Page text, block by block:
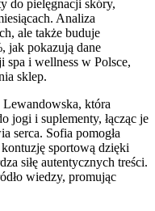
do pielęgnacji skóry,
Analiza
ale także buduje
jak pokazują dane
i wellness w Polsce,
sklep.
która
jogi i suplementy, łącząc je
serca. Sofia pomogła
sportową dzięki
siłę autentycznych treści.
wiedzy, promując